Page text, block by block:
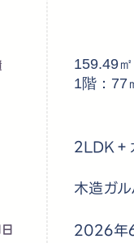
159.49
1階：77
2LDK＋
木造ガ
2026年